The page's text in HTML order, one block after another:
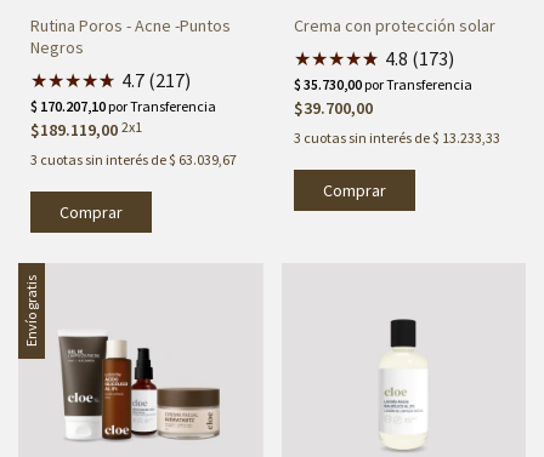
Rutina Poros - Acne -Puntos
Negros
★★★★★
★ 4.7 (217)
$189.119,00 2x1
3 cuotas sin interés de$ 63.039,67
Comprar
Crema con protección solar
★★★★★
★ 4.8 (173)
$39.700,00
3 cuotas sin interés de$ 13.233,33
Envío gratis